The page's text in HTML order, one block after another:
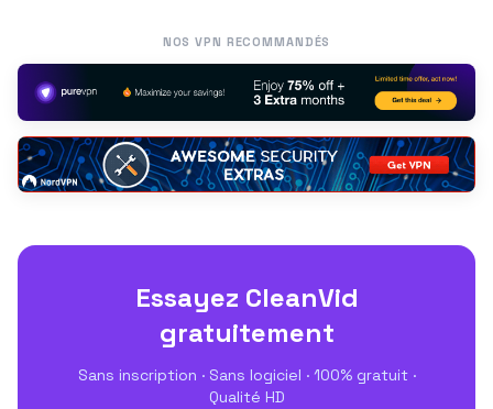
NOS VPN RECOMMANDÉS
Essayez CleanVid
gratuitement
Sans inscription · Sans logiciel · 100% gratuit ·
Qualité HD